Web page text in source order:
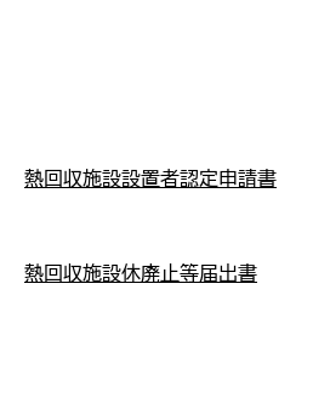
熱回収施設設置者認定申請書
熱回収施設休廃止等届出書